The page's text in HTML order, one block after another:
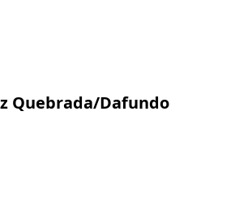
Quebrada/Dafundo